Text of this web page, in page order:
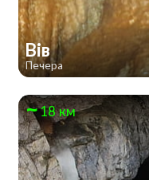
Вів
Печера
18 км